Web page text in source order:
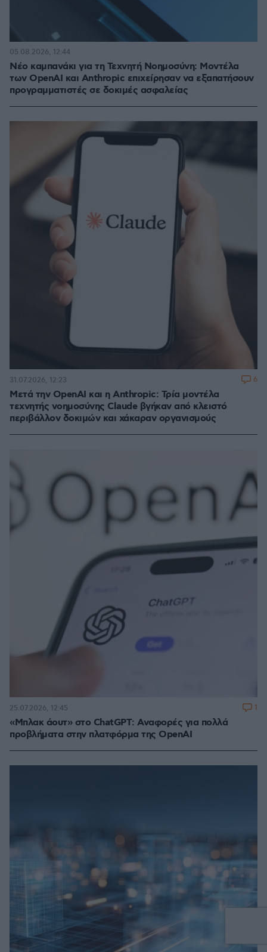
Νέο καμπανάκι για τη Τεχνητή Νοημοσύνη: Μοντέλα
των OpenAI και Anthropic επιχείρησαν να εξαπατήσουν
προγραμματιστές σε δοκιμές ασφαλείας
05.08.2026, 12:44
Μετά την OpenAI και η Anthropic: Τρία μοντέλα
τεχνητής νοημοσύνης Claude βγήκαν από κλειστό
περιβάλλον δοκιμών και χάκαραν οργανισμούς
31.07.2026, 12:23 6
«Μπλακ άουτ» στο ChatGPT: Αναφορές για πολλά
προβλήματα στην πλατφόρμα της OpenAI
25.07.2026, 12:45 1